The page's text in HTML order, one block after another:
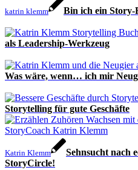
katrin klemm Bin ich ein Story-
als Leadership-Werkzeug
Was wäre, wenn… ich mir
Storytelling für gute Geschäfte
Katrin Klemm
Sehnsucht nach
StoryCircle!